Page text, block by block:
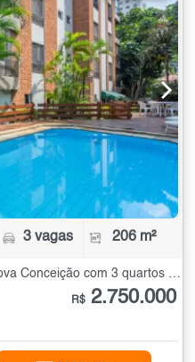
3 vagas 206 m²
Apartamento à Venda na Vila Nova Conceição com 3 quartos - 206 m²
R$ 2.750.000